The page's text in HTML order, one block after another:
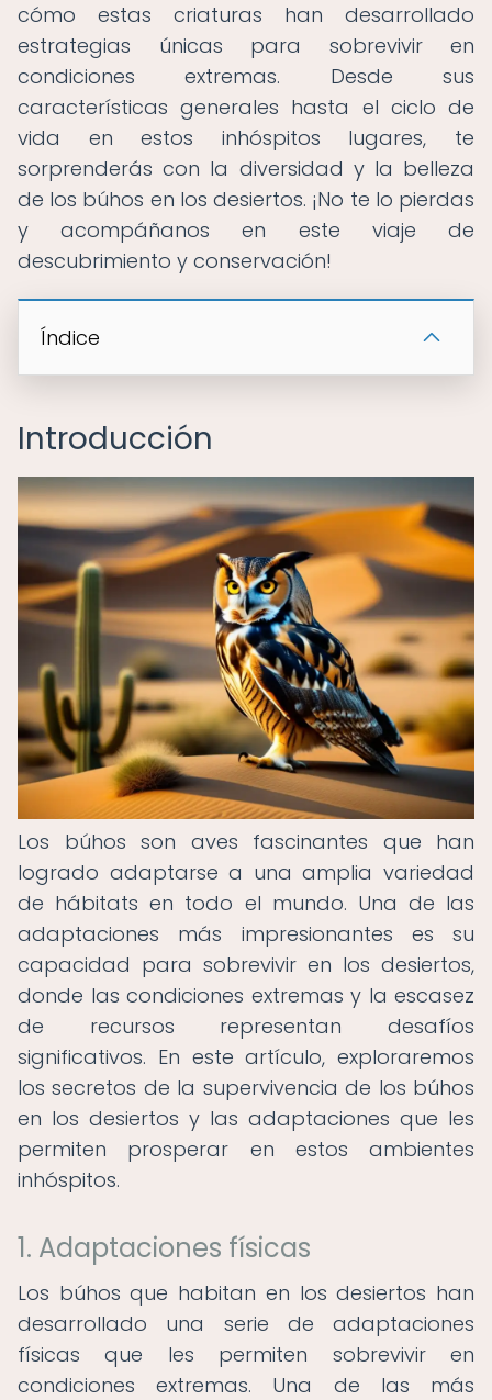
cómo estas criaturas han desarrollado
estrategias únicas para sobrevivir en
condiciones extremas. Desde sus
características generales hasta el ciclo de
vida en estos inhóspitos lugares, te
sorprenderás con la diversidad y la belleza
de los búhos en los desiertos. ¡No te lo pierdas
y acompáñanos en este viaje de
descubrimiento y conservación!
Índice
Introducción
Los búhos son aves fascinantes que han
logrado adaptarse a una amplia variedad
de hábitats en todo el mundo. Una de las
adaptaciones más impresionantes es su
capacidad para sobrevivir en los desiertos,
donde las condiciones extremas y la escasez
de recursos representan desafíos
significativos. En este artículo, exploraremos
los secretos de la supervivencia de los búhos
en los desiertos y las adaptaciones que les
permiten prosperar en estos ambientes
inhóspitos.
1. Adaptaciones físicas
Los búhos que habitan en los desiertos han
desarrollado una serie de adaptaciones
físicas que les permiten sobrevivir en
condiciones extremas. Una de las más